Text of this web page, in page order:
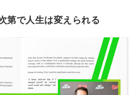
第で人生は変えられる